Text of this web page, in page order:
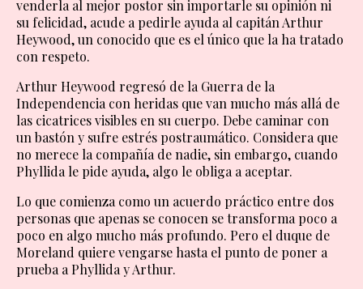
venderla al mejor postor sin importarle su opinión ni
su felicidad, acude a pedirle ayuda al capitán Arthur
Heywood, un conocido que es el único que la ha tratado
con respeto.
Arthur Heywood regresó de la Guerra de la
Independencia con heridas que van mucho más allá de
las cicatrices visibles en su cuerpo. Debe caminar con
un bastón y sufre estrés postraumático. Considera que
no merece la compañía de nadie, sin embargo, cuando
Phyllida le pide ayuda, algo le obliga a aceptar.
Lo que comienza como un acuerdo práctico entre dos
personas que apenas se conocen se transforma poco a
poco en algo mucho más profundo. Pero el duque de
Moreland quiere vengarse hasta el punto de poner a
prueba a Phyllida y Arthur.